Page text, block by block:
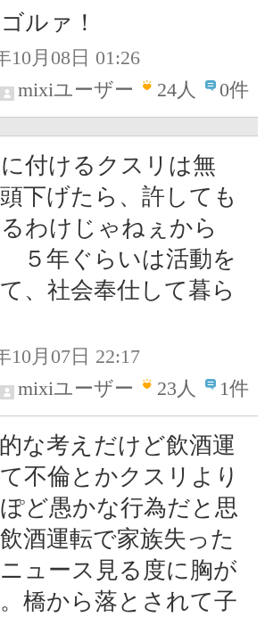
ルァ！
10月08日 01:26
mixiユーザー
24人 0件
付けるクスリは無
下げたら、許しても
わけじゃねぇから
５年ぐらいは活動を
、社会奉仕して暮ら
10月07日 22:17
mixiユーザー
23人 1件
な考えだけど飲酒運
不倫とかクスリより
ど愚かな行為だと思
酒運転で家族失った
ュース見る度に胸が
橋から落とされて子